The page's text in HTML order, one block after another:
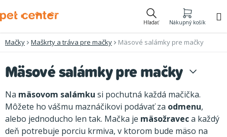
na
Hľadať Nákupný košík
Mačky Maškrty a tráva pre mačky Mäsové salámky pre mačky
Mäsové salámky pre mačky
Na mäsovom salámku si pochutná každá mačička.
Môžete ho vášmu maznáčikovi podávať za odmenu,
alebo jednoducho len tak. Mačka je mäsožraveca každý
deň potrebuje porciu krmiva, v ktorom bude mäso na